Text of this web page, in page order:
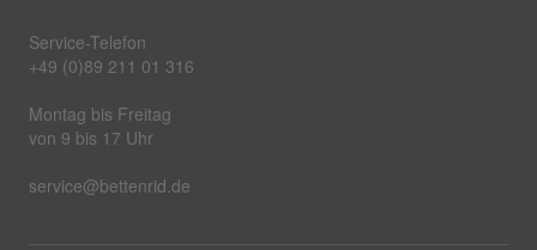
Service-Telefon
+49 (0)89 211 01 316
Montag bis Freitag
von 9 bis 17 Uhr
service@bettenrid.de